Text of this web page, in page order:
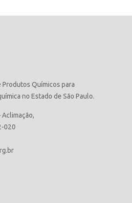
Químicos para
no Estado de São Paulo.
Aclimação,
020